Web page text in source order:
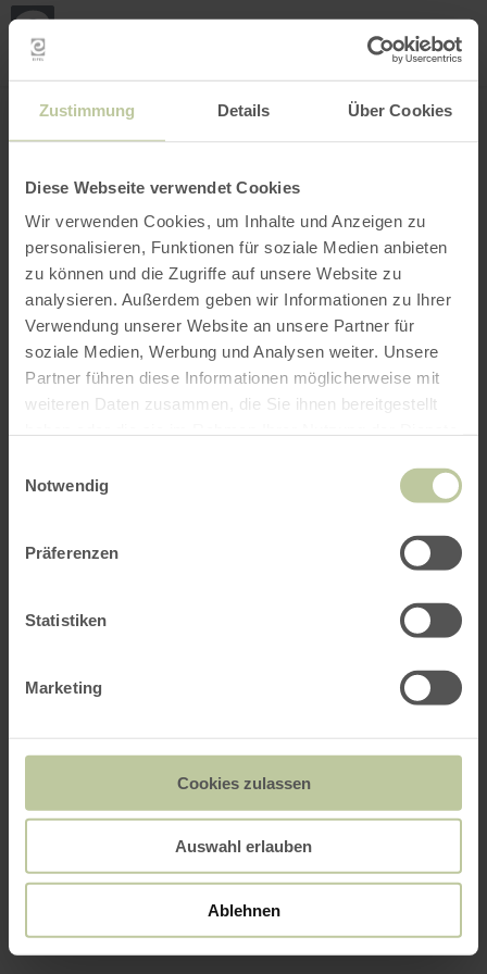
Zustimmung Details Über Cookies
Diese Webseite verwendet Cookies
Wir verwenden Cookies, um Inhalte und Anzeigen zu
personalisieren, Funktionen für soziale Medien anbieten
zu können und die Zugriffe auf unsere Website zu
analysieren. Außerdem geben wir Informationen zu Ihrer
Verwendung unserer Website an unsere Partner für
soziale Medien, Werbung und Analysen weiter. Unsere
Partner führen diese Informationen möglicherweise mit
weiteren Daten zusammen, die Sie ihnen bereitgestellt
Notwendig
Präferenzen
Statistiken
Marketing
Cookies zulassen
Auswahl erlauben
Ablehnen
INTERAKTIVE KARTE
Filter öffnen